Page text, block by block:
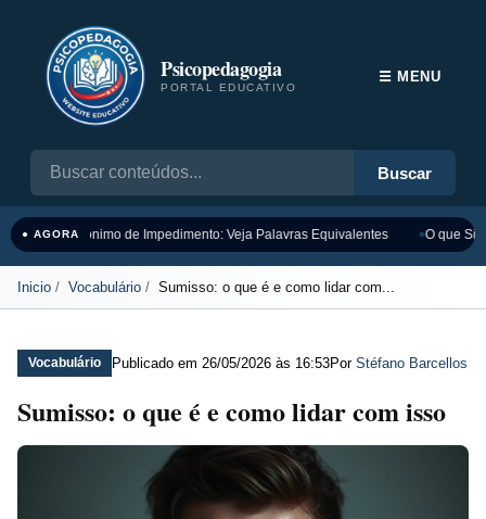
Psicopedagogia
PORTAL EDUCATIVO
Buscar
☰ MENU
● AGORASinônimo de Impedimento: Veja Palavras Equivalentes O que
Inicio Vocabulário Sumisso: o que é e como lidar com...
Vocabulário Publicado em 26/05/2026 às 16:53Por Stéfano Barcellos
Sumisso: o que é e como lidar com isso